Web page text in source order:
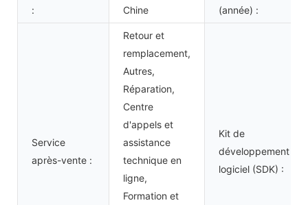
:
Chine
(année) :
Service
après-vente :
Retour et
remplacement,
Autres,
Réparation,
Centre
d'appels et
assistance
technique en
ligne,
Formation et
Kit de
développement
logiciel (SDK) :